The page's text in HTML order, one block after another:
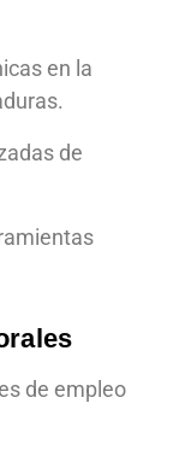
en la
de
de empleo